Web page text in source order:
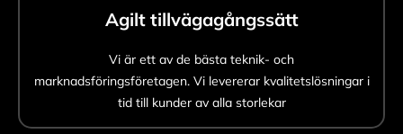
Agilt tillvägagångssätt
Vi är ett av de bästa teknik- och
marknadsföringsföretagen. Vi levererar kvalitetslösningar i
tid till kunder av alla storlekar